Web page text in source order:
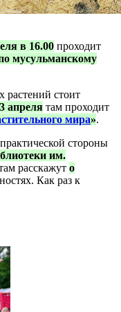
в 16.00 проходит
мусульманскому
стоит
апреля там проходит
мира».
стороны
им.
расскажут о
Как раз к